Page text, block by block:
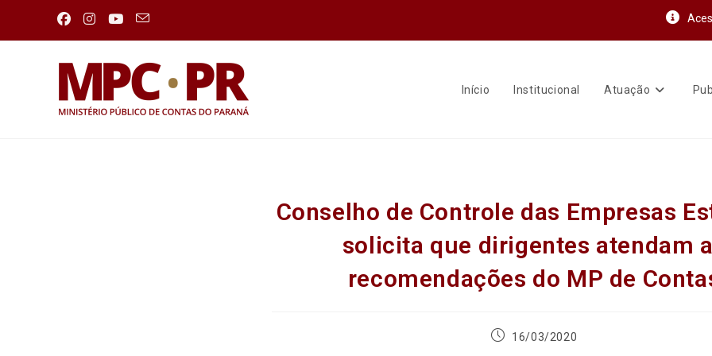
Início Institucional Atuação
Conselho de Controle das Empresas
solicita que dirigentes atendam
recomendações do MP de
16/03/2020